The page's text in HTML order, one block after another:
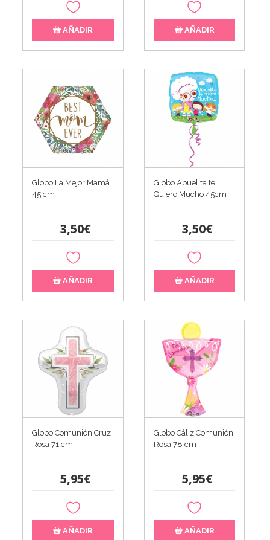
AÑADIR AÑADIR
Globo La Mejor Mamá
45 cm
3,50€
AÑADIR
Globo Abuelita te
Quiero Mucho 45cm
3,50€
AÑADIR
Globo Comunión Cruz
Rosa 71 cm
5,95€
AÑADIR
Globo Cáliz Comunión
Rosa 78 cm
5,95€
AÑADIR